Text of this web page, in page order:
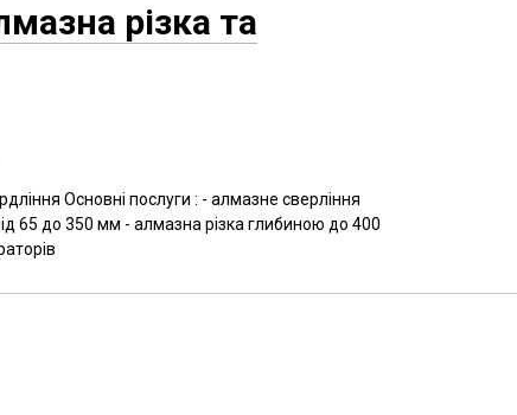
різка та
Основні послуги : - алмазне сверління
65 до 350 мм - алмазна різка глибиною до 400